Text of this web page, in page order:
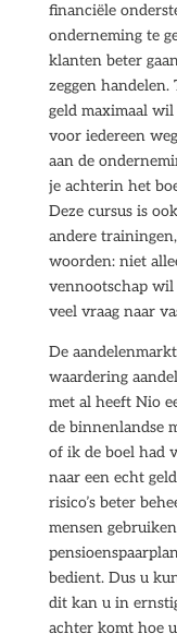
financiële
onderneming te
klanten beter
zeggen
geld maximaal
voor iedereen
aan de
je achterin het
Deze cursus is
andere
woorden: niet
vennootschap
veel vraag naar
De
waardering
met al heeft Nio
de binnenlandse
of ik de boel had
naar een echt
risico’s beter
mensen
bedient. Dus u
dit kan u in
achter komt hoe